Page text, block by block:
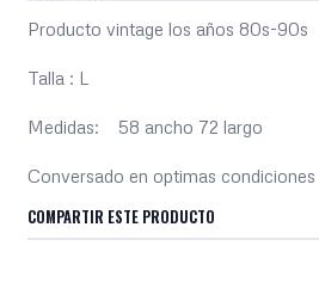
Producto vintage los años 80s-90s
Talla : L
Medidas: 58 ancho 72 largo
Conversado en optimas condiciones
COMPARTIR ESTE PRODUCTO